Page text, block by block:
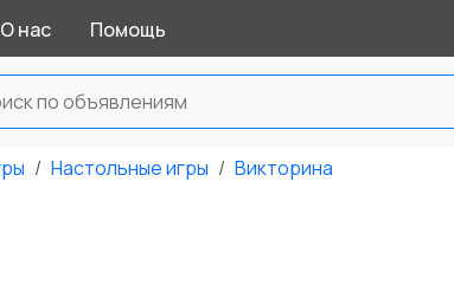
О нас Помощь
Настольные игры Викторина